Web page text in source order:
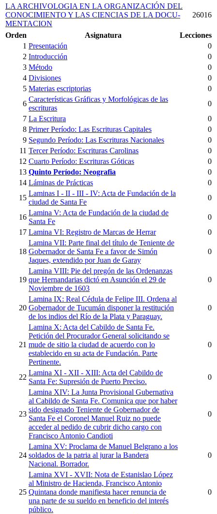
LA ARCHIVOLOGIA EN LA ORGANIZACIÓN DEL
CONOCIMIENTO Y LAS CIENCIAS DE LA DOCU­
MENTACION
26016
Orden Asignatura
Lecciones
1 Presentación
0
2 Introducción
0
3 Método
0
4 Divisiones
0
5 Materias escriptorias
0
6
Características Gráficas y Morfológicas de las
escrituras
0
7 La Escritura
0
8 Primer Período: Las Escrituras Capitales
0
9 Segundo Período: Las Escrituras Nacionales
0
11 Tercer Período: Escrituras Carolinas
0
12 Cuarto Período: Escrituras Góticas
0
13 Quinto Período: Neografia
0
14 Láminas de Prácticas
0
15
Laminas I - II - III - IV: Acta de Fundación de la
ciudad de Santa Fe
0
16
Lamina V: Acta de Fundación de la ciudad de
Santa Fe
0
17 Lamina VI: Registro de Marcas de Herrar 0
18
Lamina VII: Parte final del título de Teniente de
Gobernador de Santa Fe a favor de Simón
Jaques, extendido por Juan de Garay
0
19
Lamina VIII: Pie del pregón de las Ordenanzas
que Hernandarias dictó en Asunción el 29 de
Noviembre de 1603
0
20
Lamina IX: Real Cédula de Felipe III. Ordena al
Gobernador de Tucumán disponer la restitución
de los indios del Río de la Plata y Paraguay.
0
21
Lamina X: Acta del Cabildo de Santa Fe.
Petición del Procurador General solicitando se
mude de sitio la ciudad de acuerdo con lo
establecido en su acta de Fundación. Parte
Pertinente.
0
22
Lamina XI - XII - XIII: Acta del Cabildo de
Santa Fe: Supresión de Puerto Preciso.
0
23
Lamina XIV: La Junta Provisional Gubernativa
al Cabildo de Santa Fe. Comunica que por haber
sido designado Teniente de Gobernador de
Santa Fe el Coronel Manuel Ruiz no puede
acceder al pedido de cubrir dicho cargo con
Francisco Antonio Candioti
0
24
Lamina XV: Proclama de Manuel Belgrano a los
soldados de la patria al jurar la Bandera
Nacional. Borrador.
0
25
Lamina XVI - XVII: Nota de Estanislao López
al Ministro de Hacienda, Francisco Antonio
Quintana donde manifiesta hacer renuncia de
una parte de su sueldo en beneficio del interés
público.
0